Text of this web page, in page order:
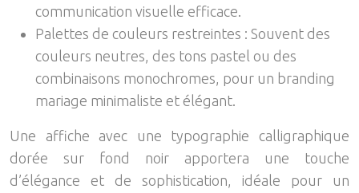
communication visuelle efficace.
Palettes de couleurs restreintes : Souvent des
couleurs neutres, des tons pastel ou des
combinaisons monochromes, pour un branding
mariage minimaliste et élégant.
Une affiche avec une typographie calligraphique
dorée sur fond noir apportera une touche
d’élégance et de sophistication, idéale pour un